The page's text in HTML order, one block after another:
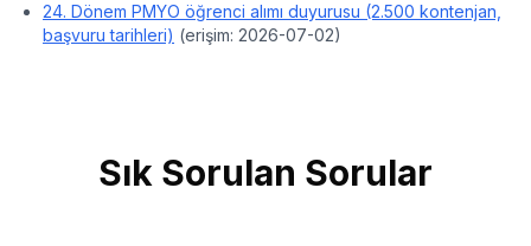
24. Dönem PMYO öğrenci alımı duyurusu (2.500 kontenjan,
başvuru tarihleri) (erişim: 2026-07-02)
Sık Sorulan Sorular